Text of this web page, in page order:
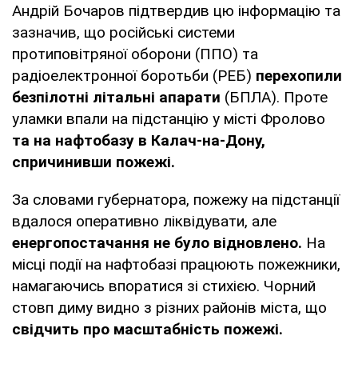
Андрій Бочаров підтвердив цю інформацію та
зазначив, що російські системи
протиповітряної оборони (ППО) та
радіоелектронної боротьби (РЕБ) перехопили
безпілотні літальні апарати (БПЛА). Проте
уламки впали на підстанцію у місті Фролово
та на нафтобазу в Калач-на-Дону,
спричинивши пожежі.
За словами губернатора, пожежу на підстанції
вдалося оперативно ліквідувати, але
енергопостачання не було відновлено. На
місці події на нафтобазі працюють пожежники,
намагаючись впоратися зі стихією. Чорний
стовп диму видно з різних районів міста, що
свідчить про масштабність пожежі.